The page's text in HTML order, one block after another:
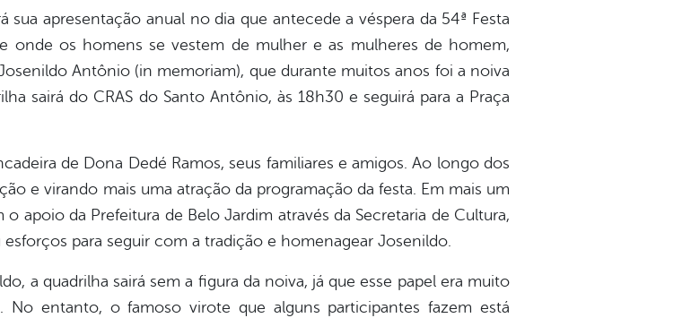
sua apresentação anual no dia que antecede a véspera da 54ª Festa
onde os homens se vestem de mulher e as mulheres de homem,
Antônio (in memoriam), que durante muitos anos foi a noiva
sairá do CRAS do Santo Antônio, às 18h30 e seguirá para a Praça
de Dona Dedé Ramos, seus familiares e amigos. Ao longo dos
e virando mais uma atração da programação da festa. Em mais um
apoio da Prefeitura de Belo Jardim através da Secretaria de Cultura,
para seguir com a tradição e homenagear Josenildo.
a quadrilha sairá sem a figura da noiva, já que esse papel era muito
entanto, o famoso virote que alguns participantes fazem está